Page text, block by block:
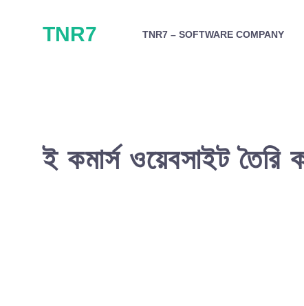
TNR7 TNR7 – SOFTWARE COMPANY
ই কমার্স ওয়েবসাইট তৈরি